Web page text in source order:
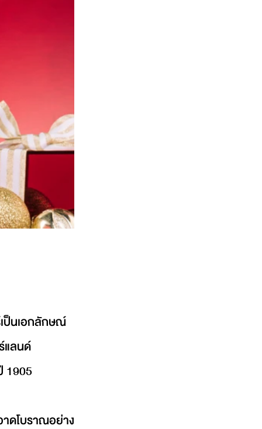
ป็นเอกลักษณ์
แลนด์
1905
ดโบราณอย่าง